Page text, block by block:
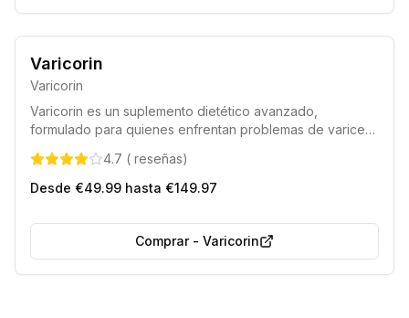
Varicorin
Varicorin
Varicorin es un suplemento dietético avanzado,
formulado para quienes enfrentan problemas de varices,
rica en ingredientes activos probados, contribuye
eficazmente a la mejora de la salud venosa.
4.7 ( reseñas)
Desde €49.99 hasta €149.97
Comprar- Varicorin